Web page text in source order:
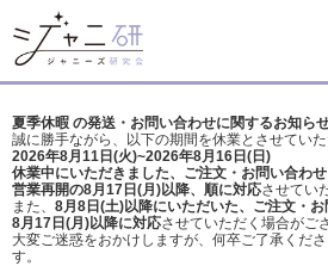
夏季休暇 の発送・お問い合わせに関するお知ら
誠に勝手ながら、以下の期間を休業とさせていた
2026年8月11日(火)~2026年8月16日(日)
休業中にいただきました、ご注文・お問い合わせ
営業再開の8月17日(月)以降、順に対応させてい
また、 8月8日(土)以降にいただいた、ご注文・ お
8月17日(月)以降に対応させていただく場合がご
大変ご迷惑をおかけしますが、 何卒ご了承くだ
す。